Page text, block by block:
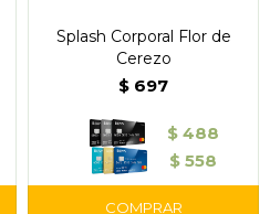
Splash Corporal Flor de
Cerezo
$ 697
$ 488
$ 558